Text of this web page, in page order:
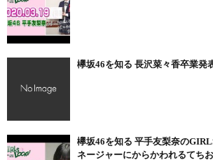
欅坂46を知る 長沢菜々香卒業発
欅坂46を知る 平手友梨奈の
ネージャーにからかわれるてち